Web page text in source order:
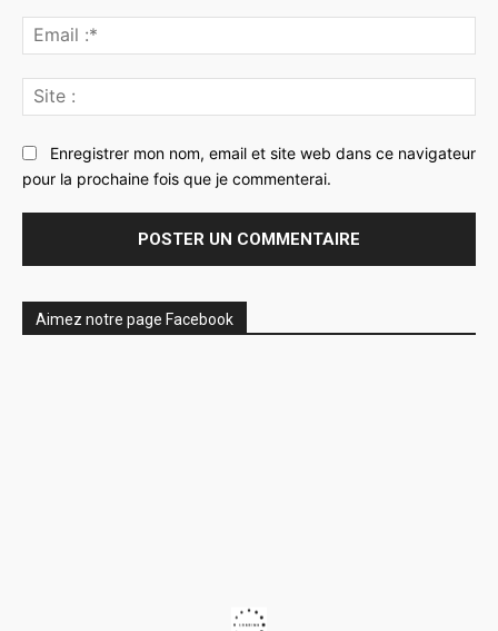
:*
:
Enregistrer mon nom, email et site web dans ce navigateur
pour la prochaine fois que je commenterai.
Aimez notre page Facebook